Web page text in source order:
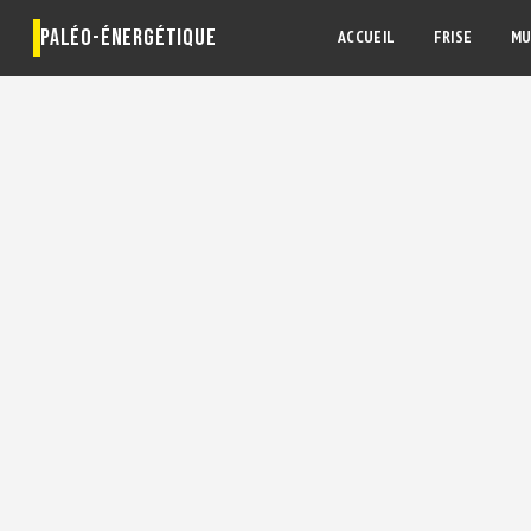
PALÉO-ÉNERGÉTIQUE ACCUEIL FRISE